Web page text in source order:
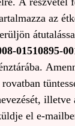
az
01510895-
illetve
el e-